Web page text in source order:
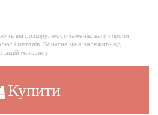
від розміру, якості каменів, ваги і проби
і металів. Бонусна ціна залежить від
акцій магазину.
Купити